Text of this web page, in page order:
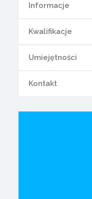
Informacje
Kwalifikacje
Umiejętności
Kontakt